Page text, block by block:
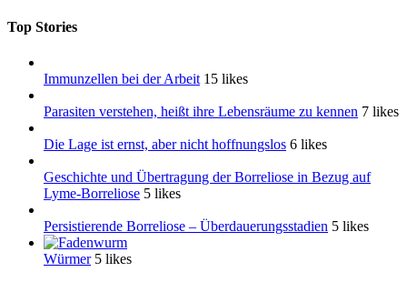
Top Stories
Immunzellen bei der Arbeit 15 likes
Parasiten verstehen, heißt ihre Lebensräume zu kennen 7 likes
Die Lage ist ernst, aber nicht hoffnungslos 6 likes
Geschichte und Übertragung der Borreliose in Bezug auf
Lyme-Borreliose 5 likes
Persistierende Borreliose – Überdauerungsstadien 5 likes
Würmer 5 likes